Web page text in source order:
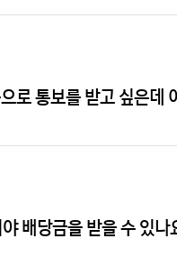
로 통보를 받고 싶은데
배당금을 받을 수 있나